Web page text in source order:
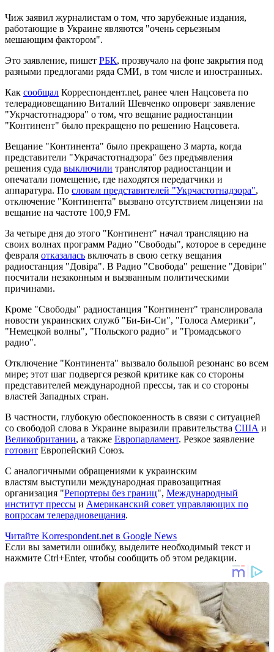
Чиж заявил журналистам о том, что зарубежные издания,
работающие в Украине являются "очень серьезным
мешающим фактором".
Это заявление, пишет РБК, прозвучало на фоне закрытия под
разными предлогами ряда СМИ, в том числе и иностранных.
Как сообщал Корреспондент.net, ранее член Нацсовета по
телерадиовещанию Виталий Шевченко опроверг заявление
"Укрчастотнадзора" о том, что вещание радиостанции
"Континент" было прекращено по решению Нацсовета.
Вещание "Континента" было прекращено 3 марта, когда
представители "Украчастотнадзора" без предъявления
решения суда выключили транслятор радиостанции и
опечатали помещение, где находятся передатчики и
аппаратура. По словам представителей "Укрчастотнадзора",
отключение "Континента" вызвано отсутствием лицензии на
вещание на частоте 100,9 FM.
За четыре дня до этого "Континент" начал трансляцию на
своих волнах программ Радио "Свободы", которое в середине
февраля отказалась включать в свою сетку вещания
радиостанция "Довіра". В Радио "Свобода" решение "Довіри"
посчитали незаконным и вызванным политическими
причинами.
Кроме "Свободы" радиостанция "Континент" транслировала
новости украинских служб "Би-Би-Си", "Голоса Америки",
"Немецкой волны", "Польского радио" и "Громадського
радио".
Отключение "Континента" вызвало большой резонанс во всем
мире; этот шаг подвергся резкой критике как со стороны
представителей международной прессы, так и со стороны
властей Западных стран.
В частности, глубокую обеспокоенность в связи с ситуацией
со свободой слова в Украине выразили правительства США и
Великобритании, а также Европарламент. Резкое заявление
готовит Европейский Союз.
С аналогичными обращениями к украинским
властям выступили международная правозащитная
организация "Репортеры без границ", Международный
институт прессы и Американский совет управляющих по
вопросам телерадиовещания.
Читайте Korrespondent.net в Google News
Если вы заметили ошибку, выделите необходимый текст и
нажмите Ctrl+Enter, чтобы сообщить об этом редакции.